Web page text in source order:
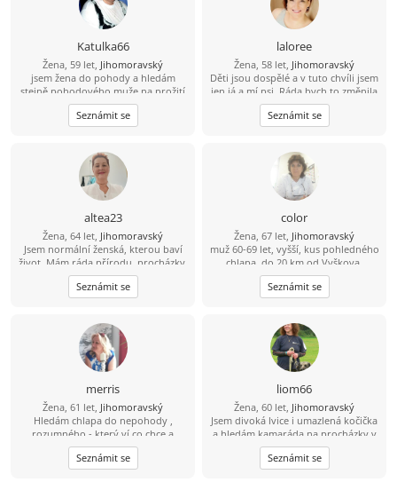
Katulka66
Žena, 59 let, Jihomoravský
jsem žena do pohody a hledám
stejně pohodového muže na prožití
společných chvil v životě.
Seznámit se
laloree
Žena, 58 let, Jihomoravský
Děti jsou dospělé a v tuto chvíli jsem
jen já a mí psi. Ráda bych to změnila
- doufám, že najdu někoho, kdo
bude mít rád mne i moje chlupáče.
Zahrada je mojí chloubou, ale už na
jednoho. Odpočívat na terase u grilu
nebo s knížkou, vycházky se psy..
Přidáš se? :)
Seznámit se
altea23
Žena, 64 let, Jihomoravský
Jsem normální ženská, kterou baví
život. Mám ráda přírodu, procházky,
tanec, vaření a takové obyčejné věci.
Seznámit se
color
Žena, 67 let, Jihomoravský
muž 60-69 let, vyšší, kus pohledného
chlapa, do 20 km od Vyškova,
milující přírodu , zvířata ------- najde
se?
Seznámit se
merris
Žena, 61 let, Jihomoravský
Hledám chlapa do nepohody ,
rozumného - který ví co chce a
dovede si toho vážit.
Seznámit se
liom66
Žena, 60 let, Jihomoravský
Jsem divoká lvice i umazlená kočička
a hledám kamaráda na procházky v
přírodě, na výlety pěšky, vlakem
nebo na kole, který má rád nejen
kočky, ale i psy. Někoho, kdo už
Seznámit se